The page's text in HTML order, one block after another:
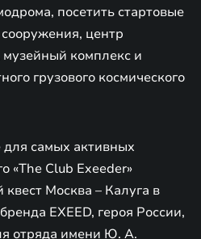
посетить стартовые
центр
комплекс и
грузового космического
самых активных
«The Club Exeeder»
квест Москва – Калуга в
EXEED, героя России,
отряда имени Ю. А.